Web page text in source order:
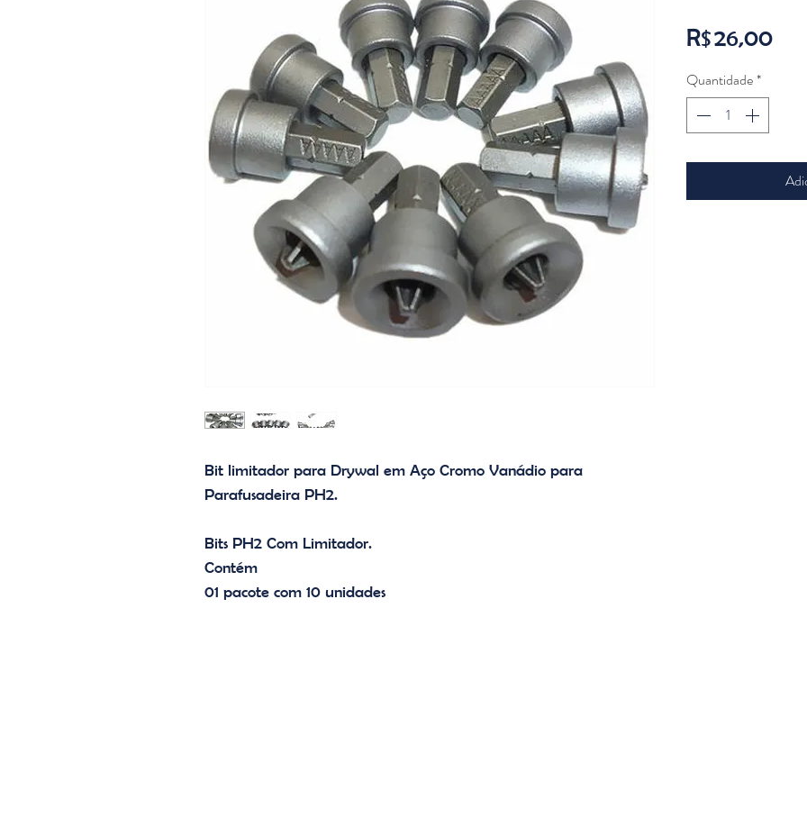
Bit limitador para Drywal em Aço Cromo Vanádio para
Parafusadeira PH2.
Bits PH2 Com Limitador.
Contém
01 pacote com 10 unidades
R$ 26,00
Quantidade*